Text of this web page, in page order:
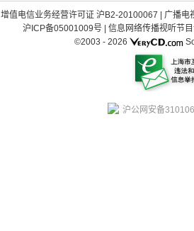
增值电信业务经营许可证 沪B2-20100067
广播电
沪ICP备05001009号| 信息网络传播视听节
©2003 - 2026
沪公网安备